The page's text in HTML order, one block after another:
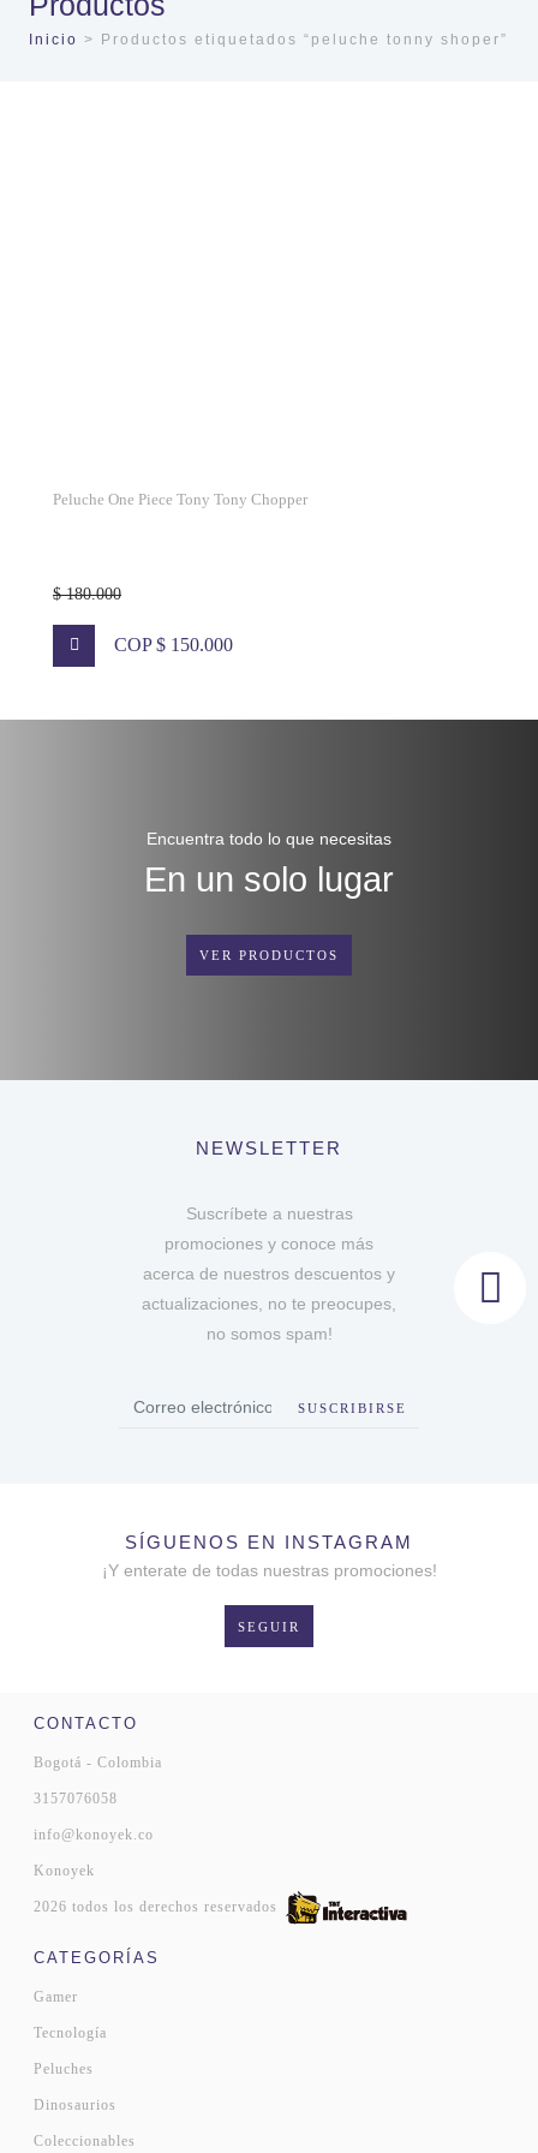
Inicio > Productos etiquetados “peluche tonny shoper”
Peluche One Piece Tony Tony Chopper
$ 180.000
COP $ 150.000
Encuentra todo lo que necesitas
En un solo lugar
VER PRODUCTOS
NEWSLETTER
Suscríbete a nuestras
promociones y conoce más
acerca de nuestros descuentos y
actualizaciones, no te preocupes,
no somos spam!
SUSCRIBIRSE
SÍGUENOS EN INSTAGRAM
¡Y enterate de todas nuestras promociones!
SEGUIR
CONTACTO
Bogotá - Colombia
3157076058
info@konoyek.co
Konoyek
2026 todos los derechos reservados
CATEGORÍAS
Gamer
Tecnología
Peluches
Dinosaurios
Coleccionables